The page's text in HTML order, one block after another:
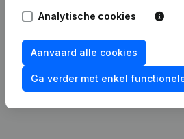
Probeer gratis Meer
7 dagen gratis proefperiode, geen
Analytische cookies
Aanvaard alle cookies
Ga verder met enkel